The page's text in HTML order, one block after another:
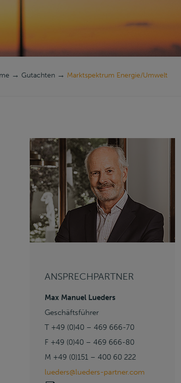
→ Gutachten → Marktspektrum Energie/Umwelt
ANSPRECHPARTNER
Max Manuel Lueders
Geschäftsführer
T +49 (0)40 – 469 666-70
F +49 (0)40 – 469 666-80
M +49 (0)151 – 400 60 222
lueders@lueders-partner.com